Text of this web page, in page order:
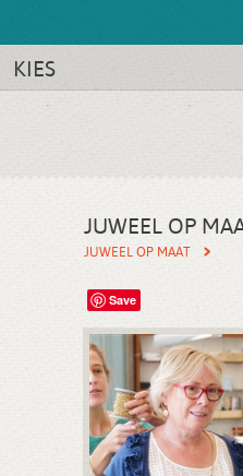
KIES
JUWEEL OP
JUWEEL OP MAAT
Save